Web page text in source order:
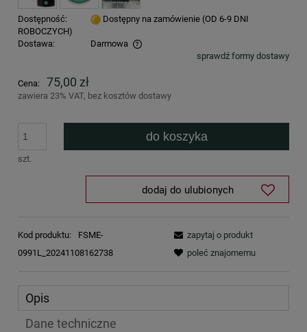
Dostępność:
Dostępny na zamówienie (OD 6-9 DNI
ROBOCZYCH)
Dostawa:
Darmowa
Cena nie zawiera ewentualnych kosztów płatnościsprawdź formy dostawy
Cena: 75,00 zł
zawiera 23% VAT, bez kosztów dostawy
szt.
do koszyka
dodaj do ulubionych
Kod produktu:
FSME-
0991L_20241108162738
zapytaj o produkt
poleć znajomemu
Opis
Dane techniczne